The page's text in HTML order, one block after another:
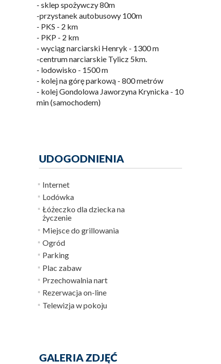
- sklep spożywczy 80m
-przystanek autobusowy 100m
- PKS - 2 km
- PKP - 2 km
- wyciąg narciarski Henryk - 1300 m
-centrum narciarskie Tylicz 5km.
- lodowisko - 1500 m
- kolej na górę parkową - 800 metrów
- kolej Gondolowa Jaworzyna Krynicka - 10
min (samochodem)
UDOGODNIENIA
Internet
Lodówka
Łóżeczko dla dziecka na
życzenie
Miejsce do grillowania
Ogród
Parking
Plac zabaw
Przechowalnia nart
Rezerwacja on-line
Telewizja w pokoju
GALERIA ZDJĘĆ